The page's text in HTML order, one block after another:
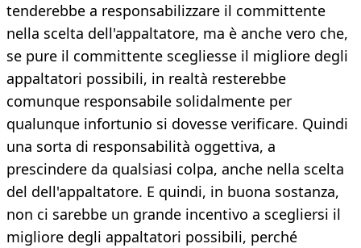
tenderebbe a responsabilizzare il committente
nella scelta dell'appaltatore, ma è anche vero che,
se pure il committente scegliesse il migliore degli
appaltatori possibili, in realtà resterebbe
comunque responsabile solidalmente per
qualunque infortunio si dovesse verificare. Quindi
una sorta di responsabilità oggettiva, a
prescindere da qualsiasi colpa, anche nella scelta
del dell'appaltatore. E quindi, in buona sostanza,
non ci sarebbe un grande incentivo a scegliersi il
migliore degli appaltatori possibili, perché